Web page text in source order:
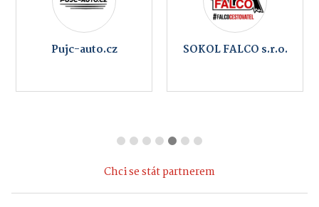
Pujc-auto.cz SOKOL FALCO s.r.o.
Chci se stát partnerem